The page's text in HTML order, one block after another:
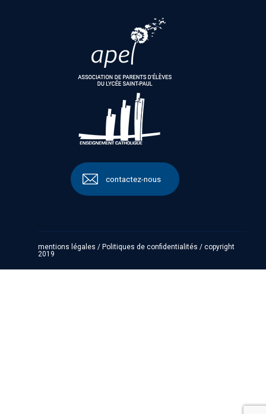
contactez-nous
mentions légales / Politiques de confidentialités / copyright
2019